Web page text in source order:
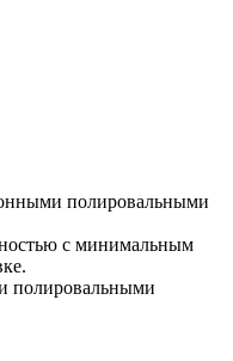
полировальными
с минимальным
полировальными